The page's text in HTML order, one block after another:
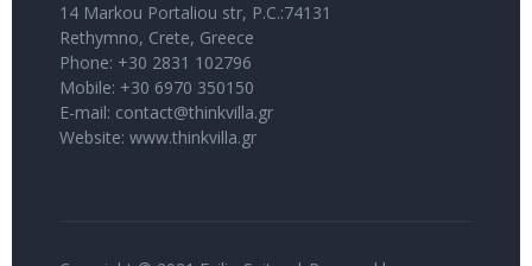
14 Markou Portaliou str, P.C.:74131
Rethymno, Crete, Greece
Phone: +30 2831 102796
Mobile: +30 6970 350150
E-mail: contact@thinkvilla.gr
Website: www.thinkvilla.gr